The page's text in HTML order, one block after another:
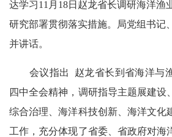
达学习11月18日赵龙省长调研海洋渔
研究部署贯彻落实措施。局党组书记
并讲话。
会议指出 赵龙省长到省海洋与渔
四中全会精神，调研指导主题展建设
综合治理、海洋科技创新、海洋文化
工作，充分体现了省委、省政府对海